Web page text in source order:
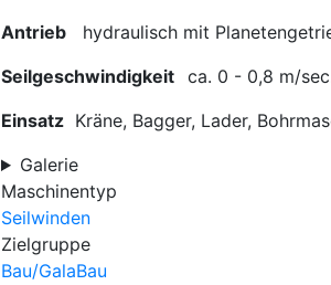
Antrieb hydraulisch mit
Seilgeschwindigkeit ca. 0 - 0,8 m/
Einsatz Kräne, Bagger, Lader,
Galerie
Maschinentyp
Seilwinden
Zielgruppe
Bau/GalaBau